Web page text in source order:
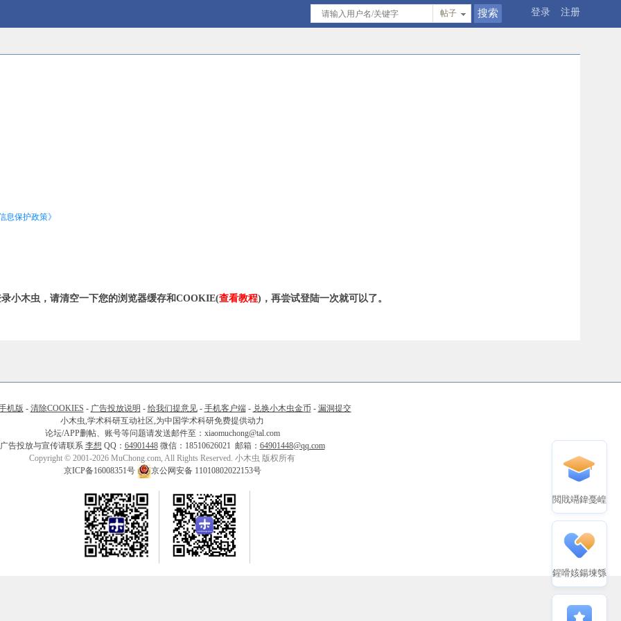
登录 注册
帖子
息保护政策》
小木虫，请清空一下您的浏览器缓存和COOKIE(查看教程)，再尝试登陆一次就可以了。
机版 - 清除COOKIES - 广告投放说明 - 给我们提意见- 手机客户端- 兑换小木虫金币 - 漏洞提交
小木虫,学术科研互动社区,为中国学术科研免费提供动力
论坛/APP删帖、账号等问题请发送邮件至：xiaomuchong@tal.com
广告投放与宣传请联系 李想 QQ： 64901448微信：18510626021 邮箱： 64901448@qq.com
Copyright © 2001-2026 MuChong.com, All Rights Reserved. 小木虫 版权所有
京ICP备16008351号
京公网安备 11010802022153号
閲戝竵鍏戞崲
鍟嗗姟鍚堜綔